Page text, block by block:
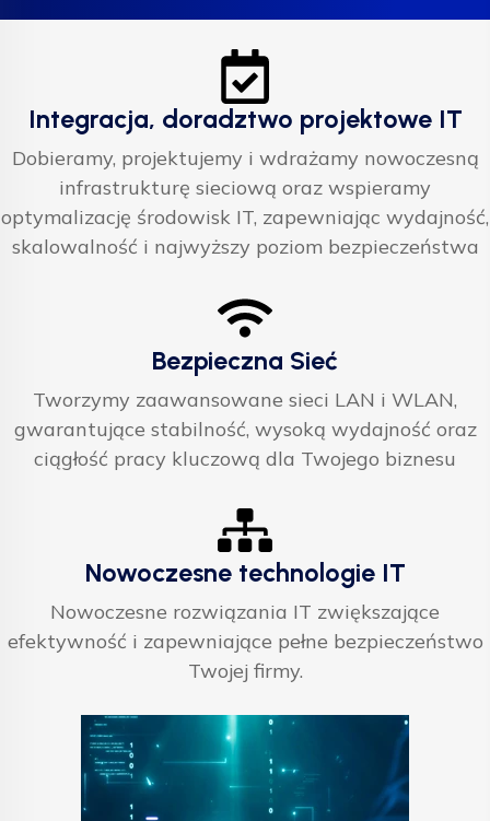
Integracja, doradztwo projektowe IT
Dobieramy, projektujemy i wdrażamy nowoczesną
infrastrukturę sieciową oraz wspieramy
optymalizację środowisk IT, zapewniając wydajność,
skalowalność i najwyższy poziom bezpieczeństwa
Bezpieczna Sieć
Tworzymy zaawansowane sieci LAN i WLAN,
gwarantujące stabilność, wysoką wydajność oraz
ciągłość pracy kluczową dla Twojego biznesu
Nowoczesne technologie IT
Nowoczesne rozwiązania IT zwiększające
efektywność i zapewniające pełne bezpieczeństwo
Twojej firmy.